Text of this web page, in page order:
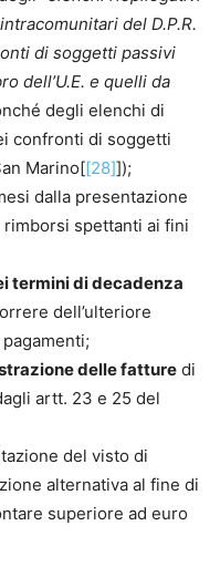
del D.P.R.
di soggetti passivi
dell’U.E. e quelli da
degli elenchi di
confronti di soggetti
Marino[[28]]);
dalla presentazione
spettanti ai fini
termini di decadenza
dell’ulteriore
delle fatture di
artt. 23 e 25 del
del visto di
alternativa al fine di
superiore ad euro